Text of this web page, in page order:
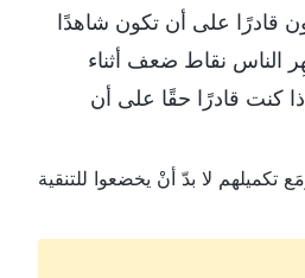
قادرًا على أن تكون شاهدًا
الناس نقاط ضعف أثناء
كنت قادرًا حقًا على أن